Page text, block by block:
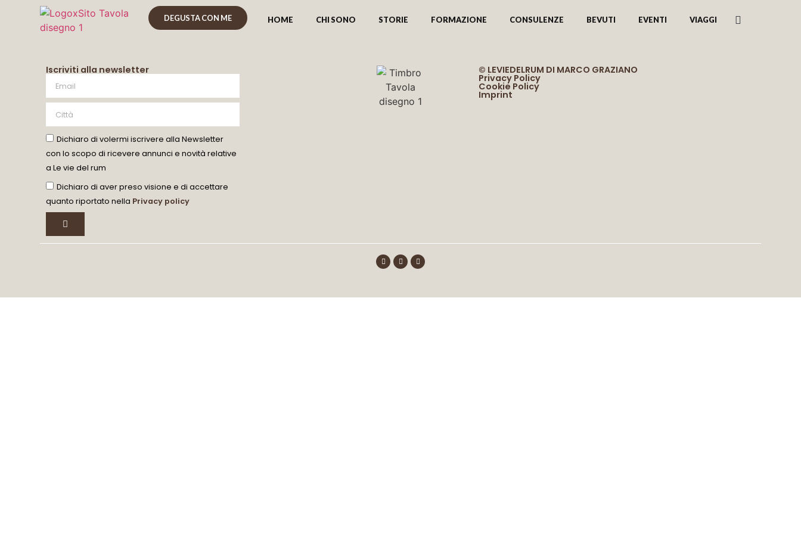
HOME CHI SONO STORIE FORMAZIONE CONSULENZE BEVUTI EVENTI VIAGGI
DEGUSTA CON ME
Iscriviti alla newsletter
Dichiaro di volermi iscrivere alla Newsletter
con lo scopo di ricevere annunci e novità relative
a Le vie del rum
Dichiaro di aver preso visione e di accettare
quanto riportato nella Privacy policy
© LEVIEDELRUM DI MARCO GRAZIANO
Privacy Policy
Cookie Policy
Imprint